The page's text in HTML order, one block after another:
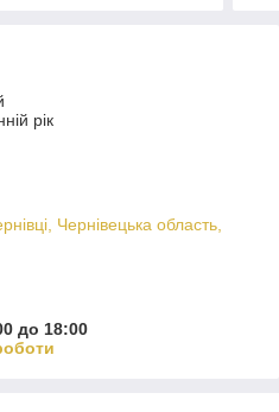
рік
Чернівецька область,
до 18:00